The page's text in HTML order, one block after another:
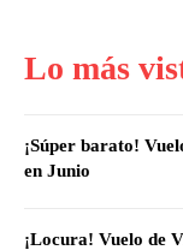
Lo más
¡Súper barato!
en Junio
¡Locura! Vuelo de